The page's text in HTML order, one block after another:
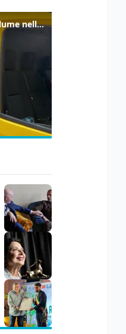
Le canzoni di Guccini sparate a tutto volume nella strada dove abitava